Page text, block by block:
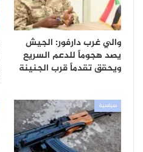
والي غرب دارفور: الجيش
يصد هجوماً للدعم السريع
ويحقق تقدماً قرب الجنينة
سياسية